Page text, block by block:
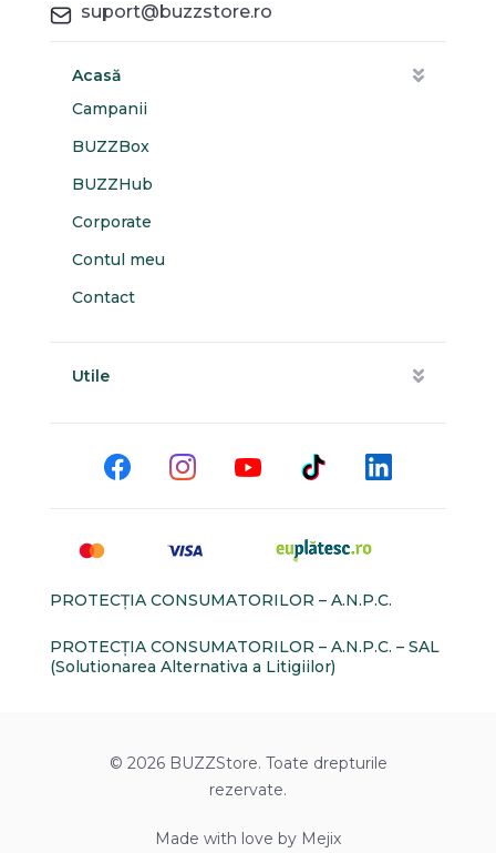
suport@buzzstore.ro
Acasă
Campanii
BUZZBox
BUZZHub
Corporate
Contul meu
Contact
Utile
PROTECŢIA CONSUMATORILOR – A.N.P.C.
PROTECŢIA CONSUMATORILOR – A.N.P.C. – SAL
(Solutionarea Alternativa a Litigiilor)
© 2026 BUZZStore. Toate drepturile
rezervate.
Made with love by Mejix